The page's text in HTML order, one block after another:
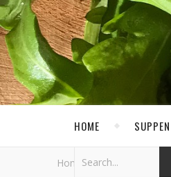
HOME SUPPEN
Home / Allgemein